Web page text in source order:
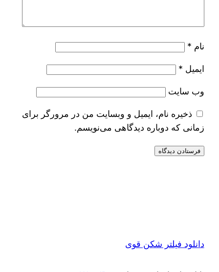
نام *
ایمیل *
وب‌ سایت
ذخیره نام، ایمیل و وبسایت من در مرورگر برای
زمانی که دوباره دیدگاهی می‌نویسم.
دانلود فیلتر شکن قوی